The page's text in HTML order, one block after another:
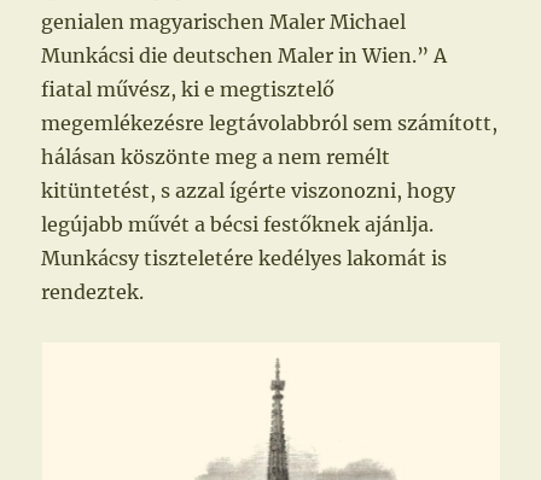
genialen magyarischen Maler Michael
Munkácsi die deutschen Maler in Wien.” A
fiatal művész, ki e megtisztelő
megemlékezésre legtávolabbról sem számított,
hálásan köszönte meg a nem remélt
kitüntetést, s azzal ígérte viszonozni, hogy
legújabb művét a bécsi festőknek ajánlja.
Munkácsy tiszteletére kedélyes lakomát is
rendeztek.